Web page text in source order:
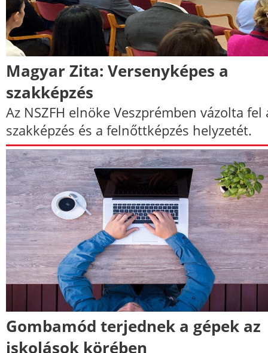
Magyar Zita: Versenyképes a
szakképzés
Az NSZFH elnöke Veszprémben vázolta fel
szakképzés és a felnőttképzés helyzetét.
Gombamód terjednek a gépek az
iskolások körében